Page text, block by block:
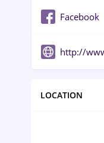
Facebook
http://
LOCATION